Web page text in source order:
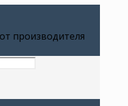
производителя